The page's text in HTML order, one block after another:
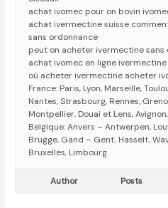
achat ivomec pour on bovin
achat ivermectine suisse
sans ordonnance
peut on acheter ivermectine
achat ivomec en ligne
où acheter ivermectine acheter
France: Paris, Lyon, Marseille,
Nantes, Strasbourg, Rennes,
Montpellier, Douai et Lens,
Belgique: Anvers – Antwerpen,
Brugge, Gand – Gent, Hasselt,
Bruxelles, Limbourg.
Author Posts